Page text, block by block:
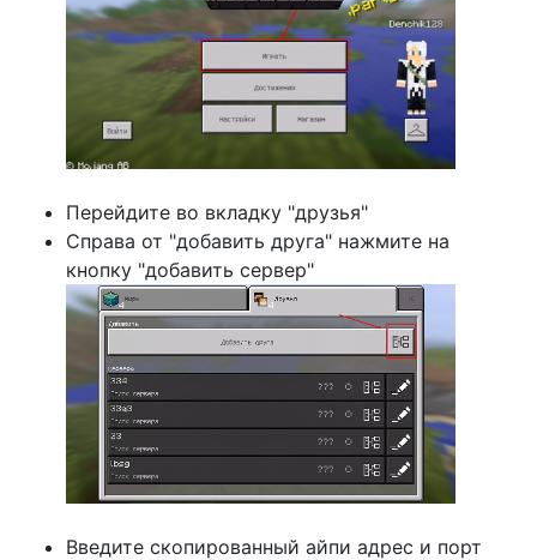
Перейдите во вкладку "друзья"
Справа от "добавить друга" нажмите на
кнопку "добавить сервер"
Введите скопированный айпи адрес и порт